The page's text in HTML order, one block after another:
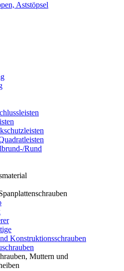
Aststöpsel
Rund
Konstruktionsschrauben
Muttern und